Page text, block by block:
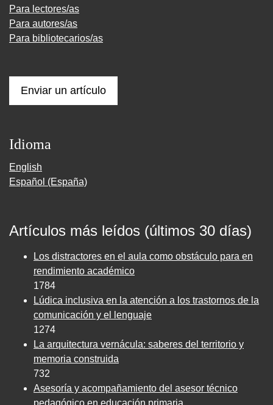
Para lectores/as
Para autores/as
Para bibliotecarios/as
Enviar un artículo
Idioma
English
Español (España)
Artículos más leídos (últimos 30 días)
Los distractores en el aula como obstáculo para en
rendimiento académico
1784
Lúdica inclusiva en la atención a los trastornos de la
comunicación y el lenguaje
1274
La arquitectura vernácula: saberes del territorio y
memoria construida
732
Asesoría y acompañamiento del asesor técnico